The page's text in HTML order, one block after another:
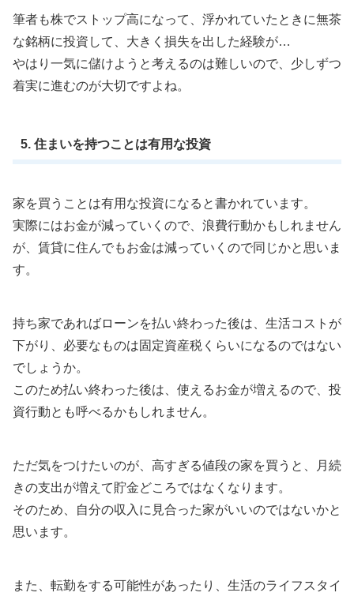
筆者も株でストップ高になって、浮かれていたときに無茶
な銘柄に投資して、大きく損失を出した経験が…
やはり一気に儲けようと考えるのは難しいので、少しずつ
着実に進むのが大切ですよね。
5. 住まいを持つことは有用な投資
家を買うことは有用な投資になると書かれています。
実際にはお金が減っていくので、浪費行動かもしれません
が、賃貸に住んでもお金は減っていくので同じかと思いま
す。
持ち家であればローンを払い終わった後は、生活コストが
下がり、必要なものは固定資産税くらいになるのではない
でしょうか。
このため払い終わった後は、使えるお金が増えるので、投
資行動とも呼べるかもしれません。
ただ気をつけたいのが、高すぎる値段の家を買うと、月続
きの支出が増えて貯金どころではなくなります。
そのため、自分の収入に見合った家がいいのではないかと
思います。
また、転勤をする可能性があったり、生活のライフスタイ